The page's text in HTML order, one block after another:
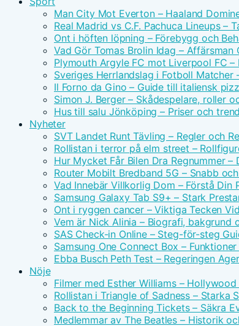
Man City Mot Everton – Haaland
Real Madrid vs C.F. Pachuca Lineups –
Ont i höften löpning – Förebygg och
Vad Gör Tomas Brolin Idag – Affärsman
Plymouth Argyle FC mot Liverpool FC
Sveriges Herrlandslag i Fotboll Matcher
Il Forno da Gino – Guide till italiensk
Simon J. Berger – Skådespelare, roller
Hus till salu Jönköping – Priser och
Nyheter
SVT Landet Runt Tävling – Regler och
Rollistan i terror på elm street –
Hur Mycket Får Bilen Dra Regnummer
Router Mobilt Bredband 5G – Snabb
Vad Innebär Villkorlig Dom – Förstå Din
Samsung Galaxy Tab S9+ – Stark
Ont i ryggen cancer – Viktiga Tecken
Vem är Nick Alinia – Biografi, bakgrund
SAS Check-in Online – Steg-för-steg
Samsung One Connect Box –
Ebba Busch Peth Test – Regeringen
Nöje
Filmer med Esther Williams –
Rollistan i Triangle of Sadness – Starka
Back to the Beginning Tickets – Säkra
Medlemmar av The Beatles – Historik